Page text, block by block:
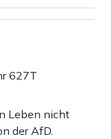
627T
Leben nicht
der AfD.